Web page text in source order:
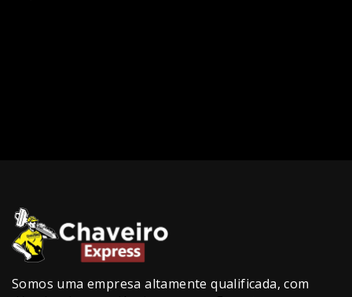
Somos uma empresa altamente qualificada, com